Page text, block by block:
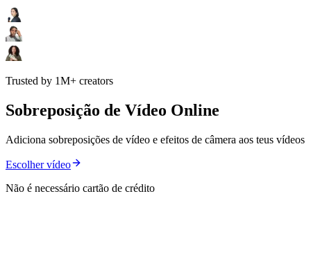
Trusted by 1M+ creators
Sobreposição de Vídeo Online
Adiciona sobreposições de vídeo e efeitos de câmera aos teus vídeos
Escolher vídeo
Não é necessário cartão de crédito